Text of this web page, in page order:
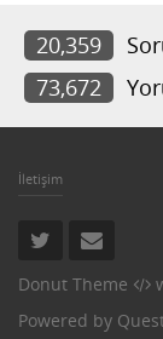
20,359
73,672
İletişim
Donut Theme
Powered by